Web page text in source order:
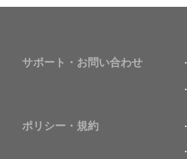
サポート・お問い合わせ
ポリシー・規約